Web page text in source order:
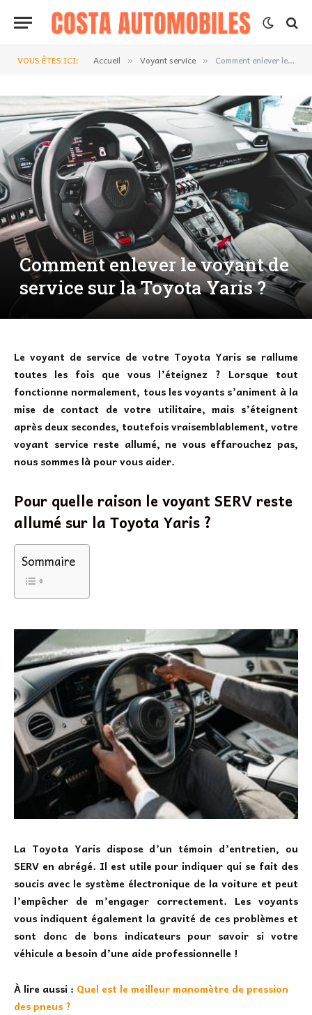
VOUS ÊTES ICI: Accueil » Voyant service » Comment enlever le voyant de service sur la Toyota Yaris ?
Comment enlever le voyant de
service sur la Toyota Yaris ?
Le voyant de service de votre Toyota Yaris se rallume
toutes les fois que vous l’éteignez ? Lorsque tout
fonctionne normalement, tous les voyants s’animent à la
mise de contact de votre utilitaire, mais s’éteignent
après deux secondes, toutefois vraisemblablement, votre
voyant service reste allumé, ne vous effarouchez pas,
nous sommes là pour vous aider.
Pour quelle raison le voyant SERV reste
allumé sur la Toyota Yaris ?
Sommaire
La Toyota Yaris dispose d’un témoin d’entretien, ou
SERV en abrégé. Il est utile pour indiquer qui se fait des
soucis avec le système électronique de la voiture et peut
l’empêcher de m’engager correctement. Les voyants
vous indiquent également la gravité de ces problèmes et
sont donc de bons indicateurs pour savoir si votre
véhicule a besoin d’une aide professionnelle !
À lire aussi : Quel est le meilleur manomètre de pression
des pneus ?